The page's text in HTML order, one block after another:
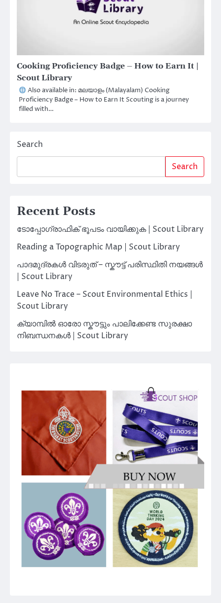
Cooking Proficiency Badge – How to Earn It |
Scout Library
Also available in: മലയാളം (Malayalam) Cooking
Proficiency Badge – How to Earn It Scouting is a journey
filled with…
Search
Search
Recent Posts
ടോപ്പോഗ്രാഫിക് ഭൂപടം വായിക്കുക | Scout Library
Reading a Topographic Map | Scout Library
പാദമുദ്രകൾ വിടരുത് – സ്കൗട്ട് പരിസ്ഥിതി നയങ്ങൾ
| Scout Library
Leave No Trace – Scout Environmental Ethics |
Scout Library
ക്യാമ്പിൽ ഓരോ സ്കൗട്ടും പാലിക്കേണ്ട സുരക്ഷാ
നിബന്ധനകൾ | Scout Library